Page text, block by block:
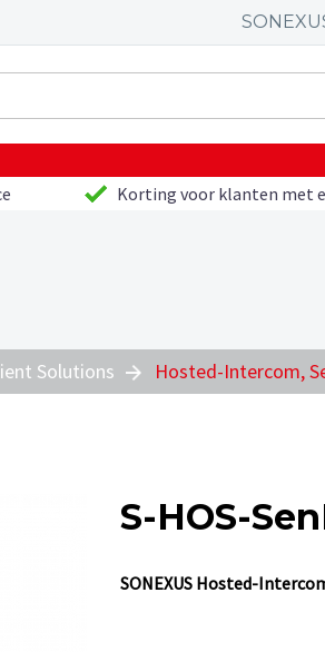
Korting voor klanten met
Solutions Hosted-Intercom,
S-HOS-
SONEXUS Hosted-